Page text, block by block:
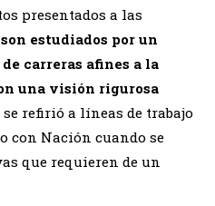
presentados a las
son estudiados por un
carreras afines a la
una visión rigurosa
se refirió a líneas de trabajo
con Nación cuando se
que requieren de un